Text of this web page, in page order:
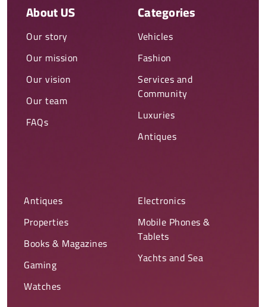
About US
Our story
Our mission
Our vision
Our team
FAQs
Categories
Vehicles
Fashion
Services and
Community
Luxuries
Antiques
Antiques
Properties
Books & Magazines
Gaming
Watches
Electronics
Mobile Phones &
Tablets
Yachts and Sea